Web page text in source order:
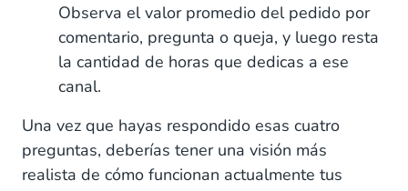
Observa el valor promedio del pedido por
comentario, pregunta o queja, y luego resta
la cantidad de horas que dedicas a ese
canal.
Una vez que hayas respondido esas cuatro
preguntas, deberías tener una visión más
realista de cómo funcionan actualmente tus